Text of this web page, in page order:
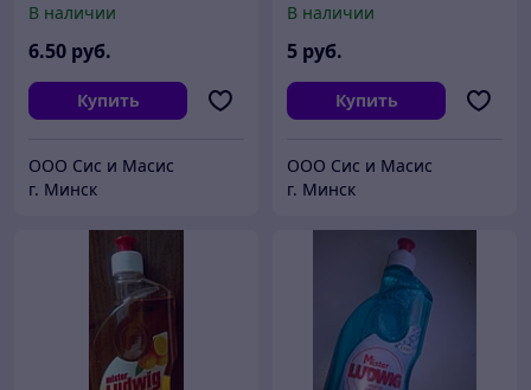
стекол и зеркал) "Прайм
Блик" 1л.
В наличии
6.50 руб.
Купить
ООО Сис и Масис
г. Минск
эффектом "Прайм
Белизна - Гель" / 750 мл
В наличии
5 руб.
Купить
ООО Сис и Масис
г. Минск